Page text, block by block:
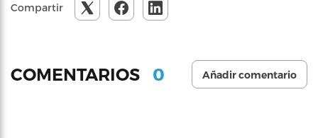
Compartir
COMENTARIOS 0 Añadir comentario